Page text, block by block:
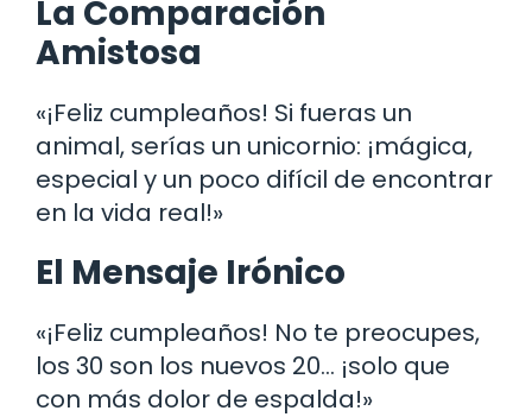
La Comparación
Amistosa
«¡Feliz cumpleaños! Si fueras un
animal, serías un unicornio: ¡mágica,
especial y un poco difícil de encontrar
en la vida real!»
El Mensaje Irónico
«¡Feliz cumpleaños! No te preocupes,
los 30 son los nuevos 20… ¡solo que
con más dolor de espalda!»